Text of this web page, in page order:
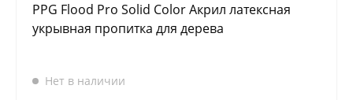
PPG Flood Pro Solid Color Акрил латексная
укрывная пропитка для дерева
Нет в наличии